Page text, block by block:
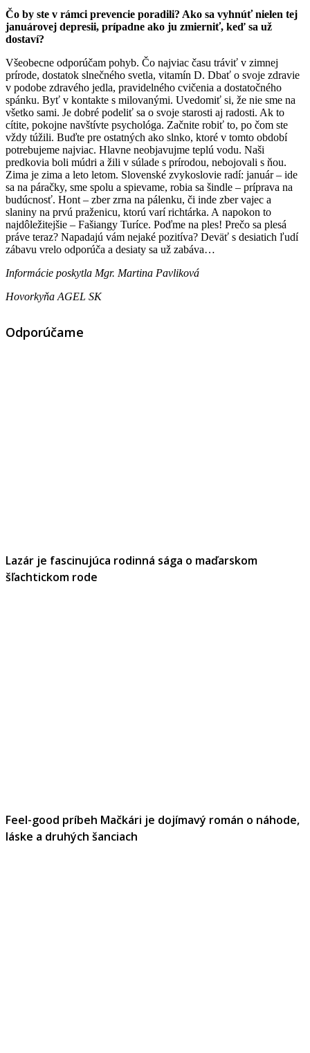
Čo by ste v rámci prevencie poradili? Ako sa vyhnúť nielen tej
januárovej depresii, prípadne ako ju zmierniť, keď sa už
dostaví?
Všeobecne odporúčam pohyb. Čo najviac času tráviť v zimnej
prírode, dostatok slnečného svetla, vitamín D. Dbať o svoje zdravie
v podobe zdravého jedla, pravidelného cvičenia a dostatočného
spánku. Byť v kontakte s milovanými. Uvedomiť si, že nie sme na
všetko sami. Je dobré podeliť sa o svoje starosti aj radosti. Ak to
cítite, pokojne navštívte psychológa. Začnite robiť to, po čom ste
vždy túžili. Buďte pre ostatných ako slnko, ktoré v tomto období
potrebujeme najviac. Hlavne neobjavujme teplú vodu. Naši
predkovia boli múdri a žili v súlade s prírodou, nebojovali s ňou.
Zima je zima a leto letom. Slovenské zvykoslovie radí: január – ide
sa na páračky, sme spolu a spievame, robia sa šindle – príprava na
budúcnosť. Hont – zber zrna na pálenku, či inde zber vajec a
slaniny na prvú praženicu, ktorú varí richtárka. A napokon to
najdôležitejšie – Fašiangy Turíce. Poďme na ples! Prečo sa plesá
práve teraz? Napadajú vám nejaké pozitíva? Deväť s desiatich ľudí
zábavu vrelo odporúča a desiaty sa už zabáva…
Informácie poskytla Mgr. Martina Pavliková
Hovorkyňa AGEL SK
Odporúčame
Lazár je fascinujúca rodinná sága o maďarskom
šľachtickom rode
Feel-good príbeh Mačkári je dojímavý román o náhode,
láske a druhých šanciach